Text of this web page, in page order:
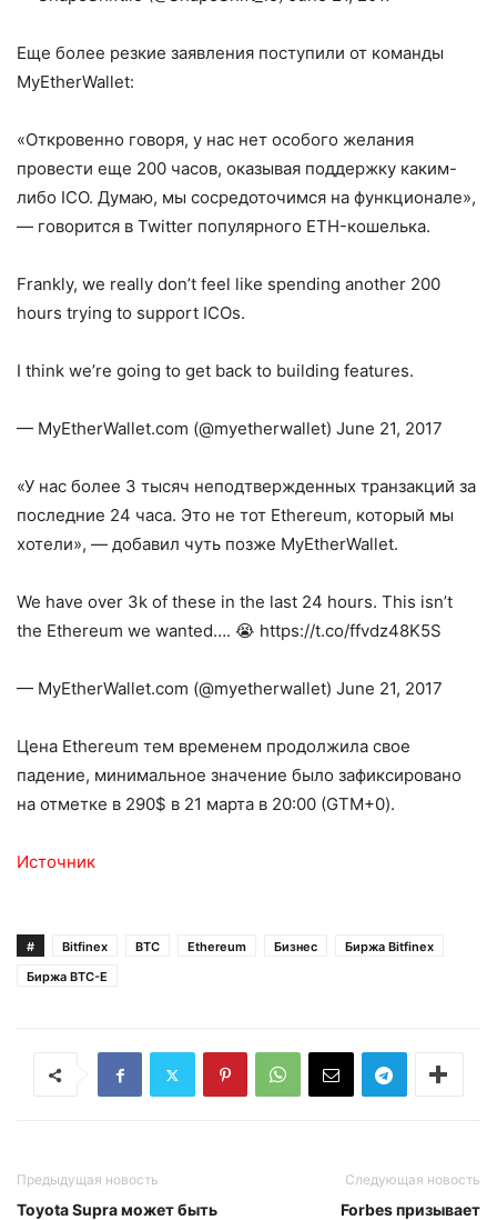
Еще более резкие заявления поступили от команды
MyEtherWallet:
«Откровенно говоря, у нас нет особого желания
провести еще 200 часов, оказывая поддержку каким-
либо ICO. Думаю, мы сосредоточимся на функционале»,
— говорится в Twitter популярного ETH-кошелька.
Frankly, we really don’t feel like spending another 200
hours trying to support ICOs.
I think we’re going to get back to building features.
— MyEtherWallet.com (@myetherwallet) June 21, 2017
«У нас более 3 тысяч неподтвержденных транзакций за
последние 24 часа. Это не тот Ethereum, который мы
хотели», — добавил чуть позже MyEtherWallet.
We have over 3k of these in the last 24 hours. This isn’t
the Ethereum we wanted…. 😭 https://t.co/ffvdz48K5S
— MyEtherWallet.com (@myetherwallet) June 21, 2017
Цена Ethereum тем временем продолжила свое
падение, минимальное значение было зафиксировано
на отметке в 290$ в 21 марта в 20:00 (GTM+0).
Источник
# Bitfinex BTC Ethereum Бизнес
Биржа Bitfinex
Биржа BTC-E
Предыдущая новость
Toyota Supra может быть
Следующая новость
Forbes призывает